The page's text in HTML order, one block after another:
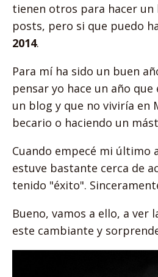
tienen otros para hacer
posts, pero si que puedo
2014.
Para mí ha sido un buen
pensar yo hace un año
un blog y que no viviría en
becario o haciendo un
Cuando empecé mi último
estuve bastante cerca de
tenido "éxito".
Bueno, vamos a ello, a
este cambiante y